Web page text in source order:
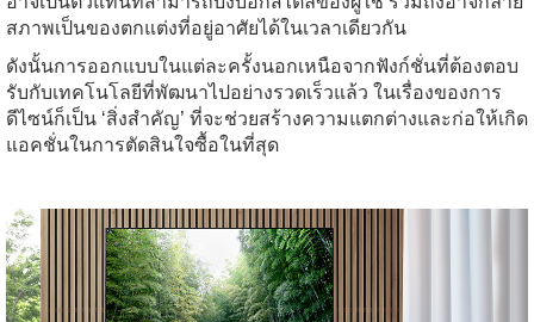
สภาพเป็นของตกแต่งที่อยู่อาศัยได้ในเวลาเดียวกัน
ดังนั้นการออกแบบในแต่ละครั้งนอกเหนือจากฟังก์ชั่นที่ต้องตอบ
รับกับเทคโนโลยีที่พัฒนาไปอย่างรวดเร็วแล้ว ในเรื่องของการ
ดีไซน์ก็เป็น ‘สิ่งสำคัญ’ ที่จะช่วยสร้างความแตกต่างและก่อให้เกิด
แอคชั่นในการตัดสินใจซื้อในที่สุด